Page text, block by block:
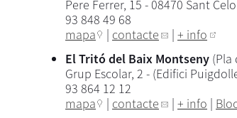
Pere Ferrer, 15 - 08470 Sant
93 848 49 68
mapa
| contacte | + info
El Tritó del Baix Montseny (Pla
Grup Escolar, 2 - (Edifici
93 864 12 12
mapa
| contacte | + info |